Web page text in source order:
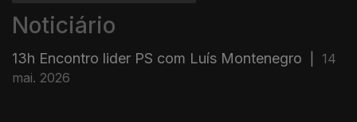
Noticiário
13h Encontro lider PS com Luís Montenegro
14
mai. 2026